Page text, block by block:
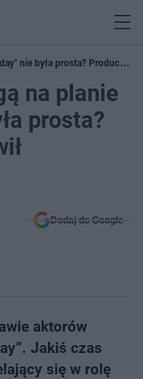
nie była prosta? Producent
na planie
prosta?
Dodaj do Google
aktorów
Jakiś czas
się w rolę